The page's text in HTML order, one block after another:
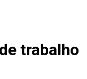
trabalho